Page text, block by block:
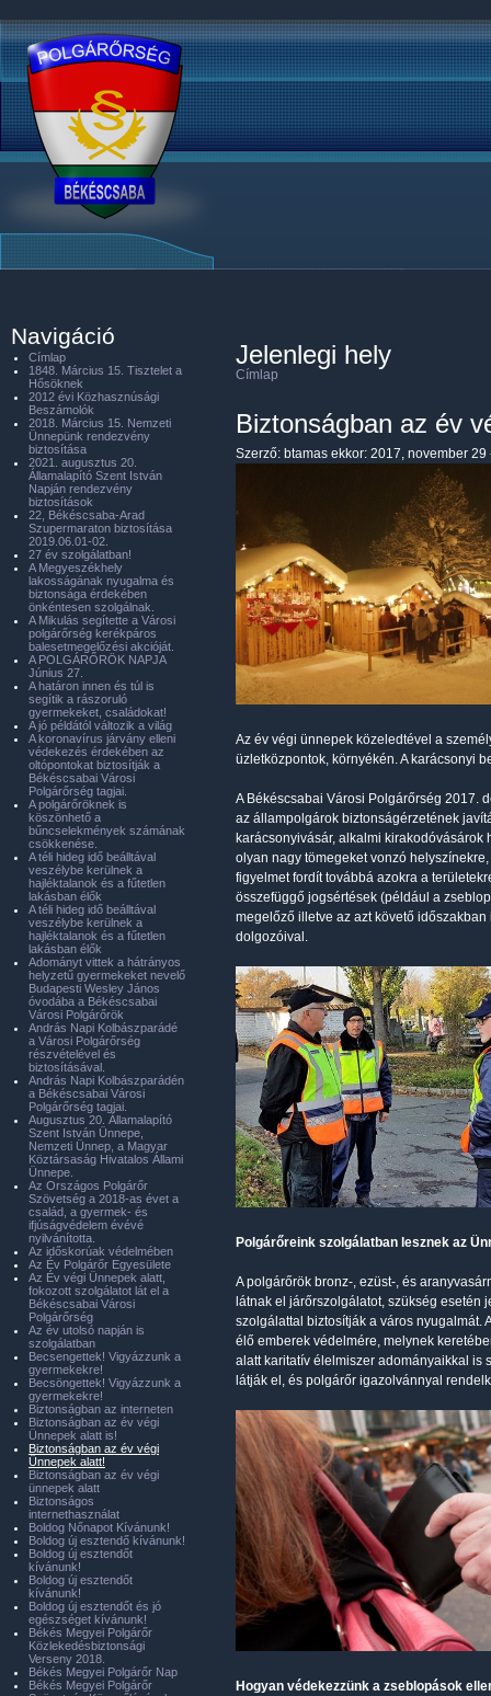
Jelenlegi hely
Címlap
Biztonságban az év
Szerző: btamas ekkor: 2017, november 29
Az év végi ünnepek közeledtével a
üzletközpontok, környékén. A karácsonyi
A Békéscsabai Városi Polgárőrség 2017.
az állampolgárok biztonságérzetének
karácsonyivásár, alkalmi
olyan nagy tömegeket vonzó
figyelmet fordít továbbá azokra a
összefüggő jogsértések (például a
megelőző illetve az azt követő
dolgozóival.
Polgárőreink szolgálatban lesznek az
A polgárőrök bronz-, ezüst-, és
látnak el járőrszolgálatot, szükség esetén
szolgálattal biztosítják a város nyugalmát.
élő emberek védelmére, melynek
alatt karitatív élelmiszer adományaikkal is
látják el, és polgárőr igazolvánnyal
Hogyan védekezzünk a zseblopások
Navigáció
Címlap
1848. Március 15. Tisztelet a
Hősöknek
2012 évi Közhasznúsági
Beszámolók
2018. Március 15. Nemzeti
Ünnepünk rendezvény
biztosítása
2021. augusztus 20.
Államalapító Szent István
Napján rendezvény
biztosítások
22, Békéscsaba-Arad
Szupermaraton biztosítása
2019.06.01-02.
27 év szolgálatban!
A Megyeszékhely
lakosságának nyugalma és
biztonsága érdekében
önkéntesen szolgálnak.
A Mikulás segítette a Városi
polgárőrség kerékpáros
balesetmegelőzési akcióját.
A POLGÁRŐRÖK NAPJA
Június 27.
A határon innen és túl is
segítik a rászoruló
gyermekeket, családokat!
A jó példától változik a világ
A koronavírus járvány elleni
védekezés érdekében az
oltópontokat biztosítják a
Békéscsabai Városi
Polgárőrség tagjai.
A polgárőröknek is
köszönhető a
bűncselekmények számának
csökkenése.
A téli hideg idő beálltával
veszélybe kerülnek a
hajléktalanok és a fűtetlen
lakásban élők
A téli hideg idő beálltával
veszélybe kerülnek a
hajléktalanok és a fűtetlen
lakásban élők
Adományt vittek a hátrányos
helyzetű gyermekeket nevelő
Budapesti Wesley János
óvodába a Békéscsabai
Városi Polgárőrök
András Napi Kolbászparádé
a Városi Polgárőrség
részvételével és
biztosításával.
András Napi Kolbászparádén
a Békéscsabai Városi
Polgárőrség tagjai.
Augusztus 20. Államalapító
Szent István Ünnepe,
Nemzeti Ünnep, a Magyar
Köztársaság Hivatalos Állami
Ünnepe.
Az Országos Polgárőr
Szövetség a 2018-as évet a
család, a gyermek- és
ifjúságvédelem évévé
nyilvánította.
Az időskorúak védelmében
Az Év Polgárőr Egyesülete
Az Év végi Ünnepek alatt,
fokozott szolgálatot lát el a
Békéscsabai Városi
Polgárőrség
Az év utolsó napján is
szolgálatban
Becsengettek! Vigyázzunk a
gyermekekre!
Becsöngettek! Vigyázzunk a
gyermekekre!
Biztonságban az interneten
Biztonságban az év végi
Ünnepek alatt is!
Biztonságban az év végi
Ünnepek alatt!
Biztonságban az év végi
ünnepek alatt
Biztonságos
internethasználat
Boldog Nőnapot Kívánunk!
Boldog új esztendő kívánunk!
Boldog új esztendőt
kívánunk!
Boldog új esztendőt
kívánunk!
Boldog új esztendőt és jó
egészséget kívánunk!
Békés Megyei Polgárőr
Közlekedésbiztonsági
Verseny 2018.
Békés Megyei Polgárőr Nap
Békés Megyei Polgárőr